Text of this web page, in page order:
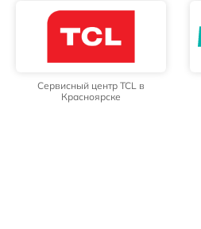
Сервисный центр TCL в
Красноярске